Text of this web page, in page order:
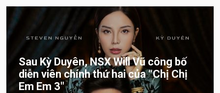
Sau Kỳ Duyên, NSX Will Vũ công bố
diễn viên chính thứ hai của “Chị Chị
Em Em 3″